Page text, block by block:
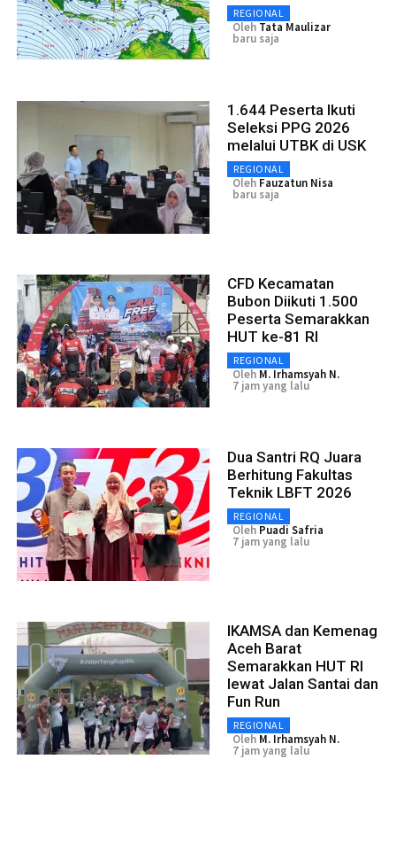
REGIONAL
Oleh Tata Maulizar
baru saja
1.644 Peserta Ikuti
Seleksi PPG 2026
melalui UTBK di USK
REGIONAL
Oleh Fauzatun Nisa
baru saja
CFD Kecamatan
Bubon Diikuti 1.500
Peserta Semarakkan
HUT ke-81 RI
REGIONAL
Oleh M. Irhamsyah N.
7 jam yang lalu
Dua Santri RQ Juara
Berhitung Fakultas
Teknik LBFT 2026
REGIONAL
Oleh Puadi Safria
7 jam yang lalu
IKAMSA dan Kemenag
Aceh Barat
Semarakkan HUT RI
lewat Jalan Santai dan
Fun Run
REGIONAL
Oleh M. Irhamsyah N.
7 jam yang lalu